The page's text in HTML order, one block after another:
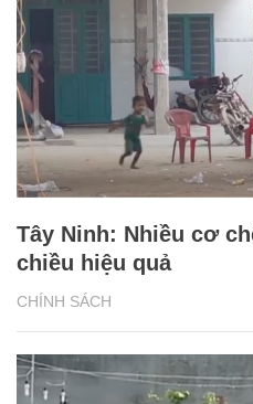
CHÍNH SÁCH
Tây Ninh: Nhiều cơ
chiều hiệu quả